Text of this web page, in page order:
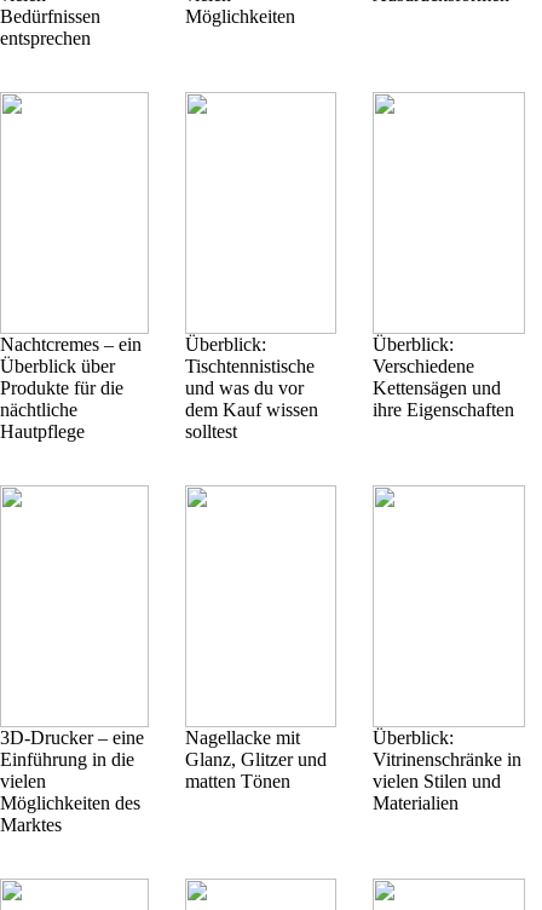
Bedürfnissen
entsprechen
Möglichkeiten
Nachtcremes – ein
Überblick über
Produkte für die
nächtliche
Hautpflege
Überblick:
Tischtennistische
und was du vor
dem Kauf wissen
solltest
Überblick:
Verschiedene
Kettensägen und
ihre Eigenschaften
3D-Drucker – eine
Einführung in die
vielen
Möglichkeiten des
Marktes
Nagellacke mit
Glanz, Glitzer und
matten Tönen
Überblick:
Vitrinenschränke in
vielen Stilen und
Materialien